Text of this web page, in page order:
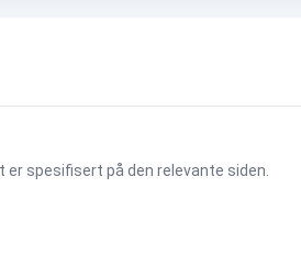
er spesifisert på den relevante siden.